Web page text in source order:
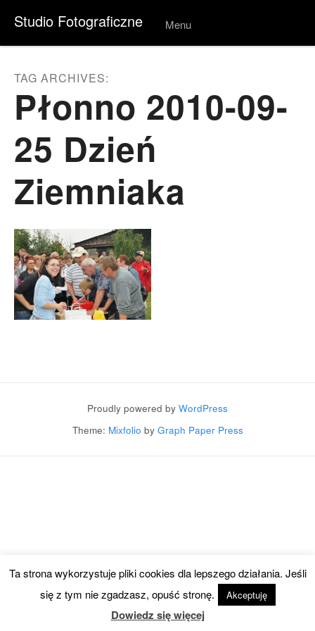
Studio Fotograficzne Menu
Skip to
TAG ARCHIVES:
Płonno 2010-09-
25 Dzień
Ziemniaka
Proudly powered by WordPress
Theme: Mixfolio by Graph Paper Press
Ta strona wykorzystuje pliki cookies dla lepszego działania. Jeśli
się z tym nie zgadzasz, opuść stronę.
Akceptuję
Dowiedz się więcej